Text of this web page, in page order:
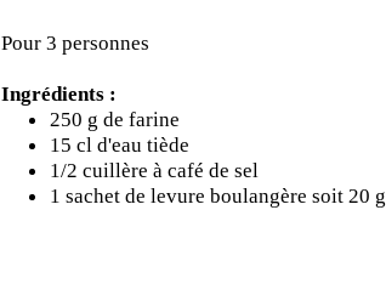
Pour 3 personnes
Ingrédients :
250 g de farine
15 cl d'eau tiède
1/2 cuillère à café de sel
1 sachet de levure boulangère soit 20 g